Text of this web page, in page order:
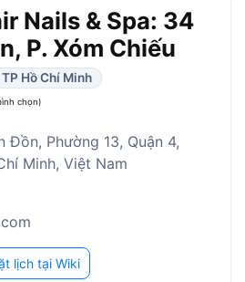
Nails & Spa: 34
P. Xóm Chiếu
TP Hồ Chí Minh
chọn)
Đồn, Phường 13, Quận 4,
Minh, Việt Nam
lịch tại Wiki